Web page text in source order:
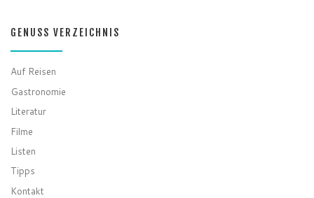
GENUSS VERZEICHNIS
Auf Reisen
Gastronomie
Literatur
Filme
Listen
Tipps
Kontakt